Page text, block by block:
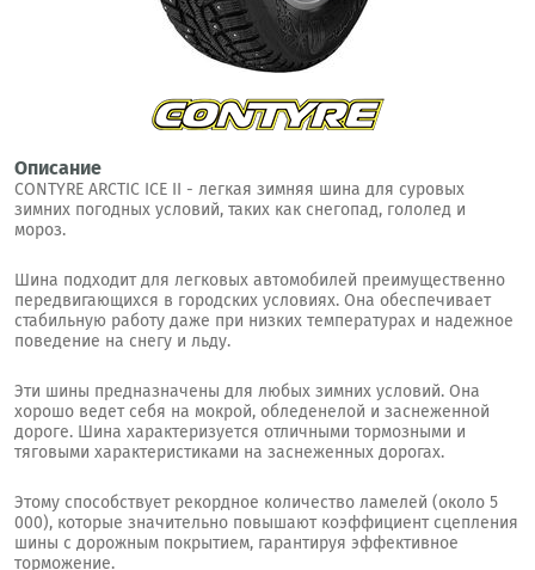
Описание
CONTYRE ARCTIC ICE II - легкая зимняя шина для суровых
зимних погодных условий, таких как снегопад, гололед и
мороз.
Шина подходит для легковых автомобилей преимущественно
передвигающихся в городских условиях. Она обеспечивает
стабильную работу даже при низких температурах и надежное
поведение на снегу и льду.
Эти шины предназначены для любых зимних условий. Она
хорошо ведет себя на мокрой, обледенелой и заснеженной
дороге. Шина характеризуется отличными тормозными и
тяговыми характеристиками на заснеженных дорогах.
Этому способствует рекордное количество ламелей (около 5
000), которые значительно повышают коэффициент сцепления
шины с дорожным покрытием, гарантируя эффективное
торможение.